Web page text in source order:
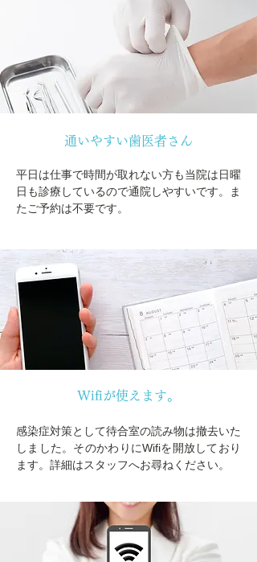
通いやすい歯医者さん
平日は仕事で時間が取れない方も当院は日曜
日も診療しているので通院しやすいです。ま
たご予約は不要です。
Wifiが使えます。
感染症対策として待合室の読み物は撤去いた
しました。そのかわりにWifiを開放しており
ます。詳細はスタッフへお尋ねください。